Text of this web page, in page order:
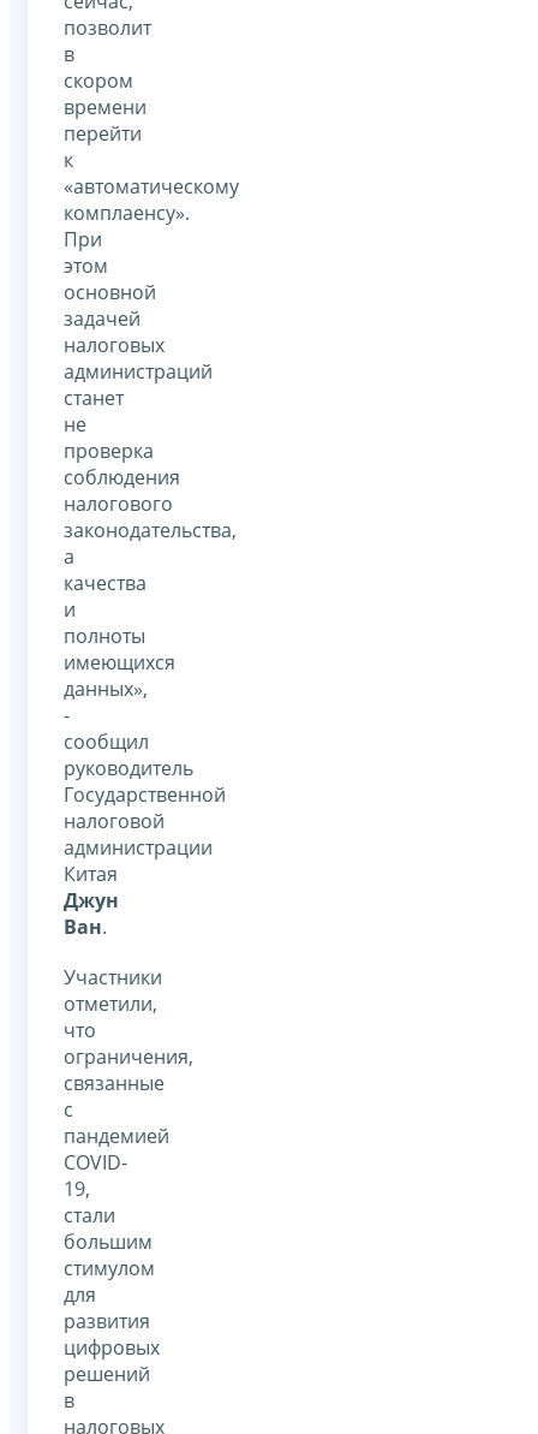
позволит
в
скором
времени
перейти
к
«автоматическому
комплаенсу».
При
этом
основной
задачей
налоговых
администраций
станет
не
проверка
соблюдения
налогового
законодательства,
а
качества
и
полноты
имеющихся
данных»,
-
сообщил
руководитель
Государственной
налоговой
администрации
Китая
Джун
Ван.
Участники
отметили,
что
ограничения,
связанные
с
пандемией
COVID-
19,
стали
большим
стимулом
для
развития
цифровых
решений
в
налоговых